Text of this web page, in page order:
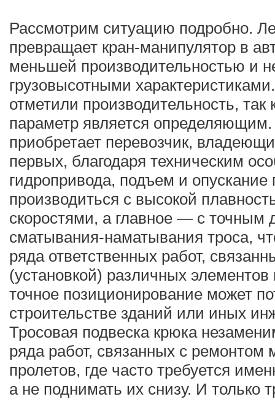
Рассмотрим ситуацию подробно.
превращает кран-манипулятор в
меньшей производительностью и
грузовысотными
отметили производительность,
параметр является
приобретает перевозчик,
первых, благодаря техническим
гидропривода, подъем и опускание
производиться с высокой
скоростями, а главное — с точным
сматывания-наматывания троса,
ряда ответственных работ,
(установкой) различных
точное позиционирование может
строительстве зданий или иных
Тросовая подвеска крюка
ряда работ, связанных с ремонтом
пролетов, где часто требуется
а не поднимать их снизу. И только